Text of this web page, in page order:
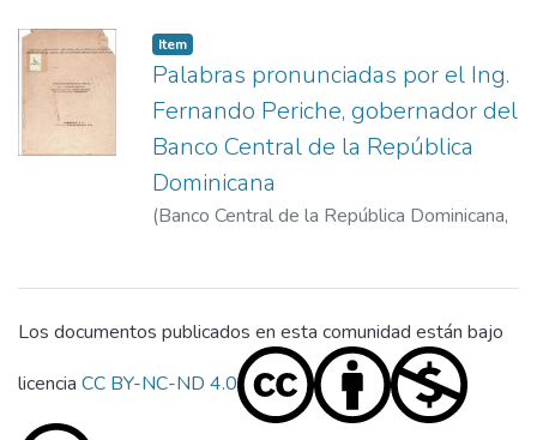
Item
Palabras pronunciadas por el Ing.
Fernando Periche, gobernador del
Banco Central de la República
Dominicana
(Banco Central de la República Dominicana,
Los documentos publicados en esta comunidad están bajo
licencia CC BY-NC-ND 4.0